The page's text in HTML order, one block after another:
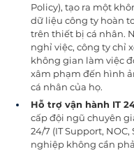
Policy), tạo ra một
dữ liệu công ty hoàn
trên thiết bị cá nhân.
nghỉ việc, công ty chỉ
không gian làm việc
xâm phạm đến hình
cá nhân của họ.
Hỗ trợ vận hành IT
cấp đội ngũ chuyên
24/7 (IT Support, NOC,
nghiệp không cần